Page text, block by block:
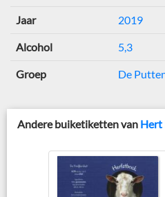
Jaar 2019
Alcohol 5,3
Groep De
Andere buiketiketten van Hert